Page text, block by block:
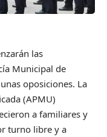
las
Municipal de
oposiciones. La
(APMU)
a familiares y
turno libre y a